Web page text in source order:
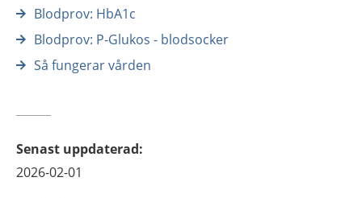
Blodprov: HbA1c
Blodprov: P-Glukos - blodsocker
Så fungerar vården
Senast uppdaterad:
2026-02-01